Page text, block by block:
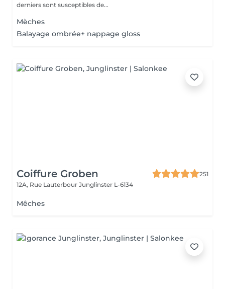
derniers sont susceptibles de...
Mèches
Balayage ombrée+ nappage gloss
Coiffure Groben
251
12A, Rue Lauterbour Junglinster L-6134
Mêches